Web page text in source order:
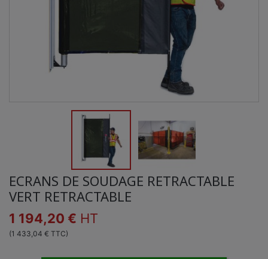
ECRANS DE SOUDAGE RETRACTABLE
VERT RETRACTABLE
1 194,20 € HT
(1 433,04 € TTC)